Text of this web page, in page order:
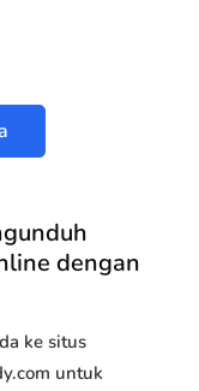
dengan
ke situs
untuk